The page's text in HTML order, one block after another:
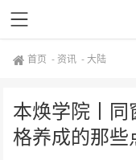
首页 - 资讯 -大陆
本焕学院丨
格养成的那些